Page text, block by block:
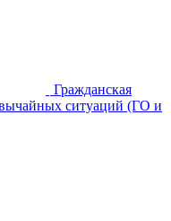
Гражданская
ситуаций (ГО и